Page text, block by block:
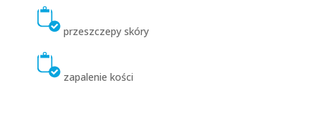
przeszczepy skóry
zapalenie kości